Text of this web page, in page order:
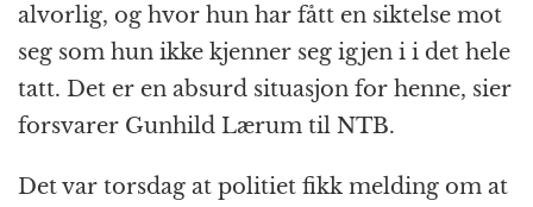
alvorlig, og hvor hun har fått en siktelse mot
seg som hun ikke kjenner seg igjen i i det hele
tatt. Det er en absurd situasjon for henne, sier
forsvarer Gunhild Lærum til NTB.
Det var torsdag at politiet fikk melding om at